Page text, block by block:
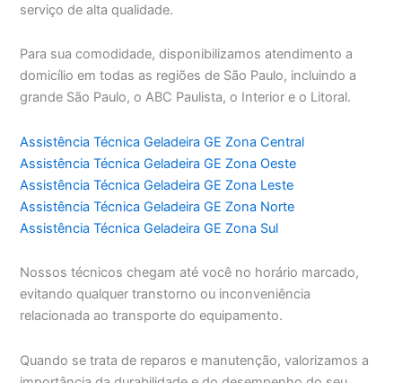
serviço de alta qualidade.
Para sua comodidade, disponibilizamos atendimento a
domicílio em todas as regiões de São Paulo, incluindo a
grande São Paulo, o ABC Paulista, o Interior e o Litoral.
Assistência Técnica Geladeira GE Zona Central
Assistência Técnica Geladeira GE Zona Oeste
Assistência Técnica Geladeira GE Zona Leste
Assistência Técnica Geladeira GE Zona Norte
Assistência Técnica Geladeira GE Zona Sul
Nossos técnicos chegam até você no horário marcado,
evitando qualquer transtorno ou inconveniência
relacionada ao transporte do equipamento.
Quando se trata de reparos e manutenção, valorizamos a